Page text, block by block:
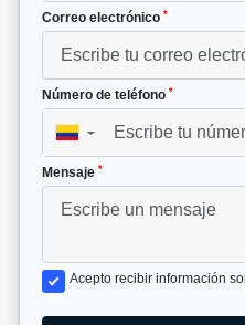
Correo electrónico *
Número de teléfono *
▼
Mensaje *
Acepto recibir información